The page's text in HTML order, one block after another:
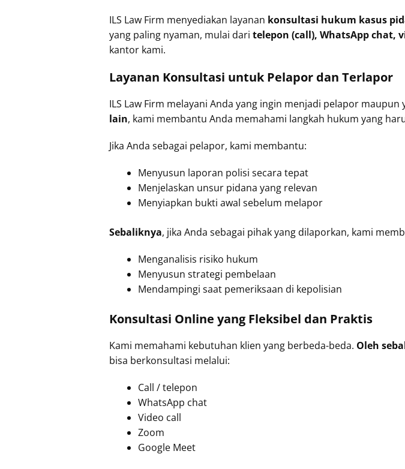
ILS Law Firm menyediakan layanan konsultasi hukum kasus
yang paling nyaman, mulai dari telepon (call), WhatsApp chat,
kantor kami.
Layanan Konsultasi untuk Pelapor dan Terlapor
ILS Law Firm melayani Anda yang ingin menjadi pelapor
lain, kami membantu Anda memahami langkah hukum yang
Jika Anda sebagai pelapor, kami membantu:
Menyusun laporan polisi secara tepat
Menjelaskan unsur pidana yang relevan
Menyiapkan bukti awal sebelum melapor
Sebaliknya, jika Anda sebagai pihak yang dilaporkan, kami
Menganalisis risiko hukum
Menyusun strategi pembelaan
Mendampingi saat pemeriksaan di kepolisian
Konsultasi Online yang Fleksibel dan Praktis
Kami memahami kebutuhan klien yang berbeda-beda. Oleh
bisa berkonsultasi melalui:
Call / telepon
WhatsApp chat
Video call
Zoom
Google Meet